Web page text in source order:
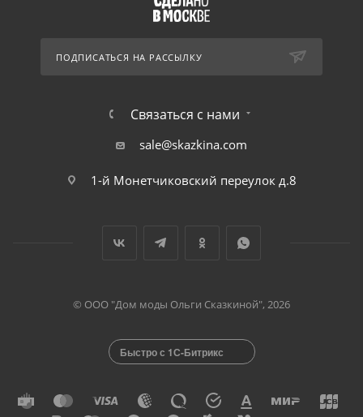
ПОДПИСАТЬСЯ НА РАССЫЛКУ
Связаться с нами
sale@skazkina.com
1-й Монетчиковский переулок д.8
© ООО "Дом моды Ольги Сказкиной", 2026
Быстро с 1С-Битрикс